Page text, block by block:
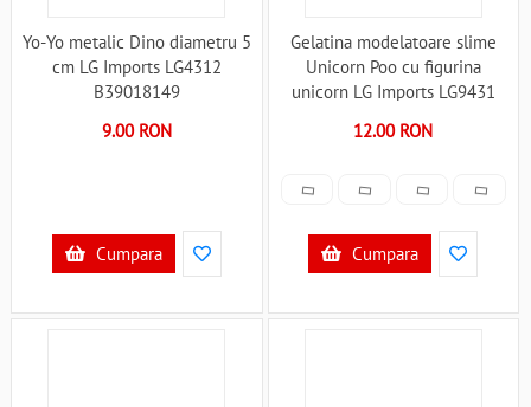
Yo-Yo metalic Dino diametru 5
cm LG Imports LG4312
B39018149
9.00 RON
Cumpara
Gelatina modelatoare slime
Unicorn Poo cu figurina
unicorn LG Imports LG9431
12.00 RON
Cumpara